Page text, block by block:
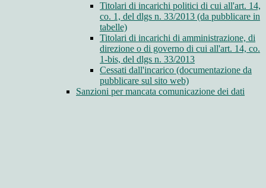
Titolari di incarichi politici di cui all'art. 14,
co. 1, del dlgs n. 33/2013 (da pubblicare in
tabelle)
Titolari di incarichi di amministrazione, di
direzione o di governo di cui all'art. 14, co.
1-bis, del dlgs n. 33/2013
Cessati dall'incarico (documentazione da
pubblicare sul sito web)
Sanzioni per mancata comunicazione dei dati